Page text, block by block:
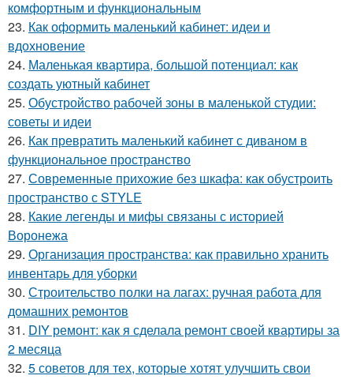
комфортным и функциональным
23. Как оформить маленький кабинет: идеи и
вдохновение
24. Маленькая квартира, большой потенциал: как
создать уютный кабинет
25. Обустройство рабочей зоны в маленькой студии:
советы и идеи
26. Как превратить маленький кабинет с диваном в
функциональное пространство
27. Современные прихожие без шкафа: как обустроить
пространство с STYLE
28. Какие легенды и мифы связаны с историей
Воронежа
29. Организация пространства: как правильно хранить
инвентарь для уборки
30. Строительство полки на лагах: ручная работа для
домашних ремонтов
31. DIY ремонт: как я сделала ремонт своей квартиры за
2 месяца
32. 5 советов для тех, которые хотят улучшить свои